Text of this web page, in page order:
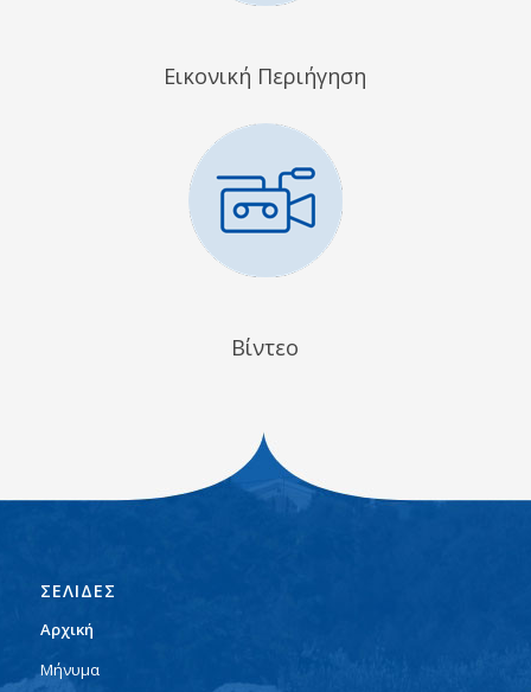
Εικονική Περιήγηση
Βίντεο
ΣΕΛΙΔΕΣ
Αρχική
Μήνυμα